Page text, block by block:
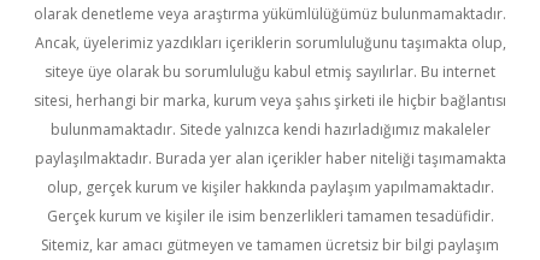
olarak denetleme veya araştırma yükümlülüğümüz bulunmamaktadır.
Ancak, üyelerimiz yazdıkları içeriklerin sorumluluğunu taşımakta olup,
siteye üye olarak bu sorumluluğu kabul etmiş sayılırlar. Bu internet
sitesi, herhangi bir marka, kurum veya şahıs şirketi ile hiçbir bağlantısı
bulunmamaktadır. Sitede yalnızca kendi hazırladığımız makaleler
paylaşılmaktadır. Burada yer alan içerikler haber niteliği taşımamakta
olup, gerçek kurum ve kişiler hakkında paylaşım yapılmamaktadır.
Gerçek kurum ve kişiler ile isim benzerlikleri tamamen tesadüfidir.
Sitemiz, kar amacı gütmeyen ve tamamen ücretsiz bir bilgi paylaşım